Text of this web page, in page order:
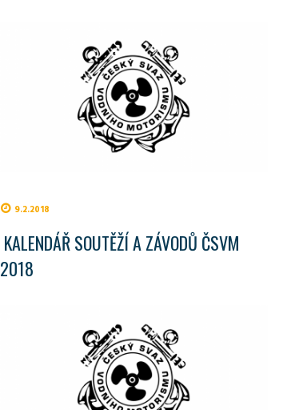
9.2.2018
KALENDÁŘ SOUTĚŽÍ A ZÁVODŮ ČSVM
2018